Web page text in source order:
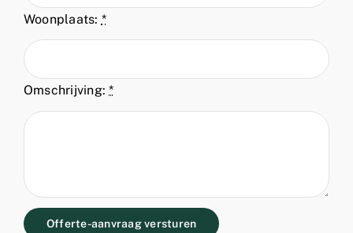
Woonplaats: *
Omschrijving:*
Offerte-aanvraag versturen